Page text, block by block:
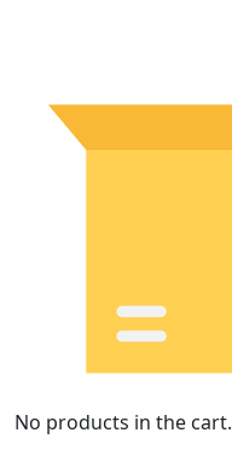
No products in the cart.